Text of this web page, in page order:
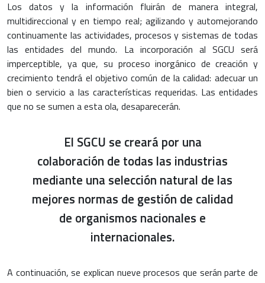
Los datos y la información fluirán de manera integral,
multidireccional y en tiempo real; agilizando y automejorando
continuamente las actividades, procesos y sistemas de todas
las entidades del mundo. La incorporación al SGCU será
imperceptible, ya que, su proceso inorgánico de creación y
crecimiento tendrá el objetivo común de la calidad: adecuar un
bien o servicio a las características requeridas. Las entidades
que no se sumen a esta ola, desaparecerán.
El SGCU se creará por una
colaboración de todas las industrias
mediante una selección natural de las
mejores normas de gestión de calidad
de organismos nacionales e
internacionales.
A continuación, se explican nueve procesos que serán parte de